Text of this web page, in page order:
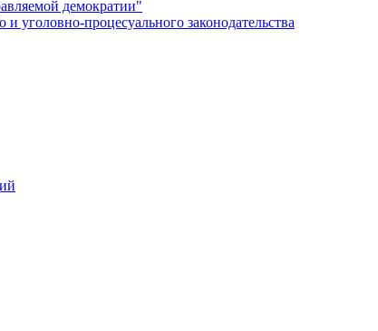
демократии"
уголовно-процесуального законодательства